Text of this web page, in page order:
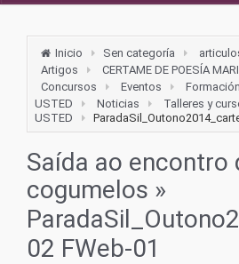
Inicio Sen categoría
Artigos
CERTAME DE POESÍA
Concursos
Eventos Formación
USTED
Noticias Talleres y
USTED
Saída ao encontro
cogumelos »
02 FWeb-01